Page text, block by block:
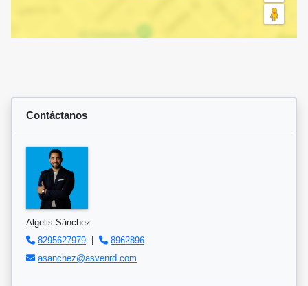
Contáctanos
Algelis Sánchez
8295627979
8962896
asanchez@asvenrd.com